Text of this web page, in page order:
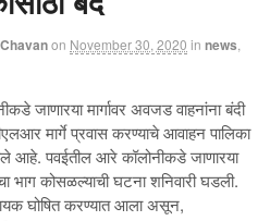
on November 30, 2020 in news
जाणारया मार्गावर अवजड वाहनांना बंदी
मार्गे प्रवास करण्याचे आवाहन पालिका
आहे. पवईतील आरे कॉलोनीकडे जाणारया
भाग कोसळल्याची घटना शनिवारी घडली.
घोषित करण्यात आला असून,